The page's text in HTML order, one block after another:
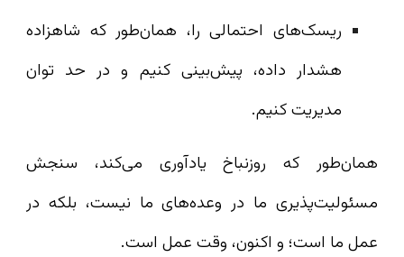
ریسک‌های احتمالی را، همان‌طور که شاهزاده
هشدار داده، پیش‌بینی کنیم و در حد توان
مدیریت کنیم.
همان‌طور که روزنباخ یادآوری می‌کند، سنجش
مسئولیت‌پذیری ما در وعده‌های ما نیست، بلکه در
عمل ما است؛ و اکنون، وقت عمل است.